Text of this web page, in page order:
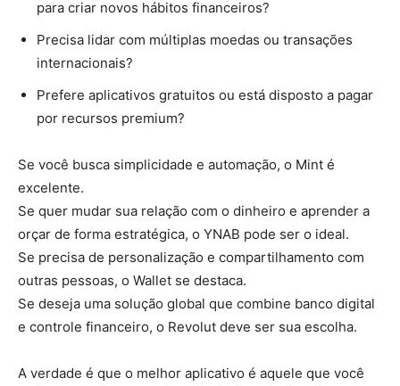
para criar novos hábitos financeiros?
Precisa lidar com múltiplas moedas ou transações
internacionais?
Prefere aplicativos gratuitos ou está disposto a pagar
por recursos premium?
Se você busca simplicidade e automação, o Mint é
excelente.
Se quer mudar sua relação com o dinheiro e aprender a
orçar de forma estratégica, o YNAB pode ser o ideal.
Se precisa de personalização e compartilhamento com
outras pessoas, o Wallet se destaca.
Se deseja uma solução global que combine banco digital
e controle financeiro, o Revolut deve ser sua escolha.
A verdade é que o melhor aplicativo é aquele que você